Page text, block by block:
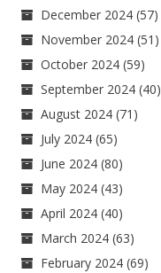
December 2024 (57)
November 2024 (51)
October 2024 (59)
September 2024 (40)
August 2024 (71)
July 2024 (65)
June 2024 (80)
May 2024 (43)
April 2024 (40)
March 2024 (63)
February 2024 (69)